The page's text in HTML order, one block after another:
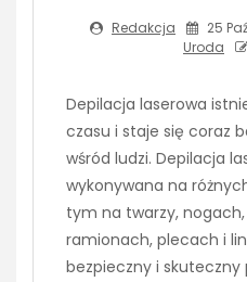
Redakcja 25
Uroda
Depilacja laserowa
czasu i staje się coraz
wśród ludzi. Depilacja
wykonywana na
tym na twarzy,
ramionach, plecach i
bezpieczny i